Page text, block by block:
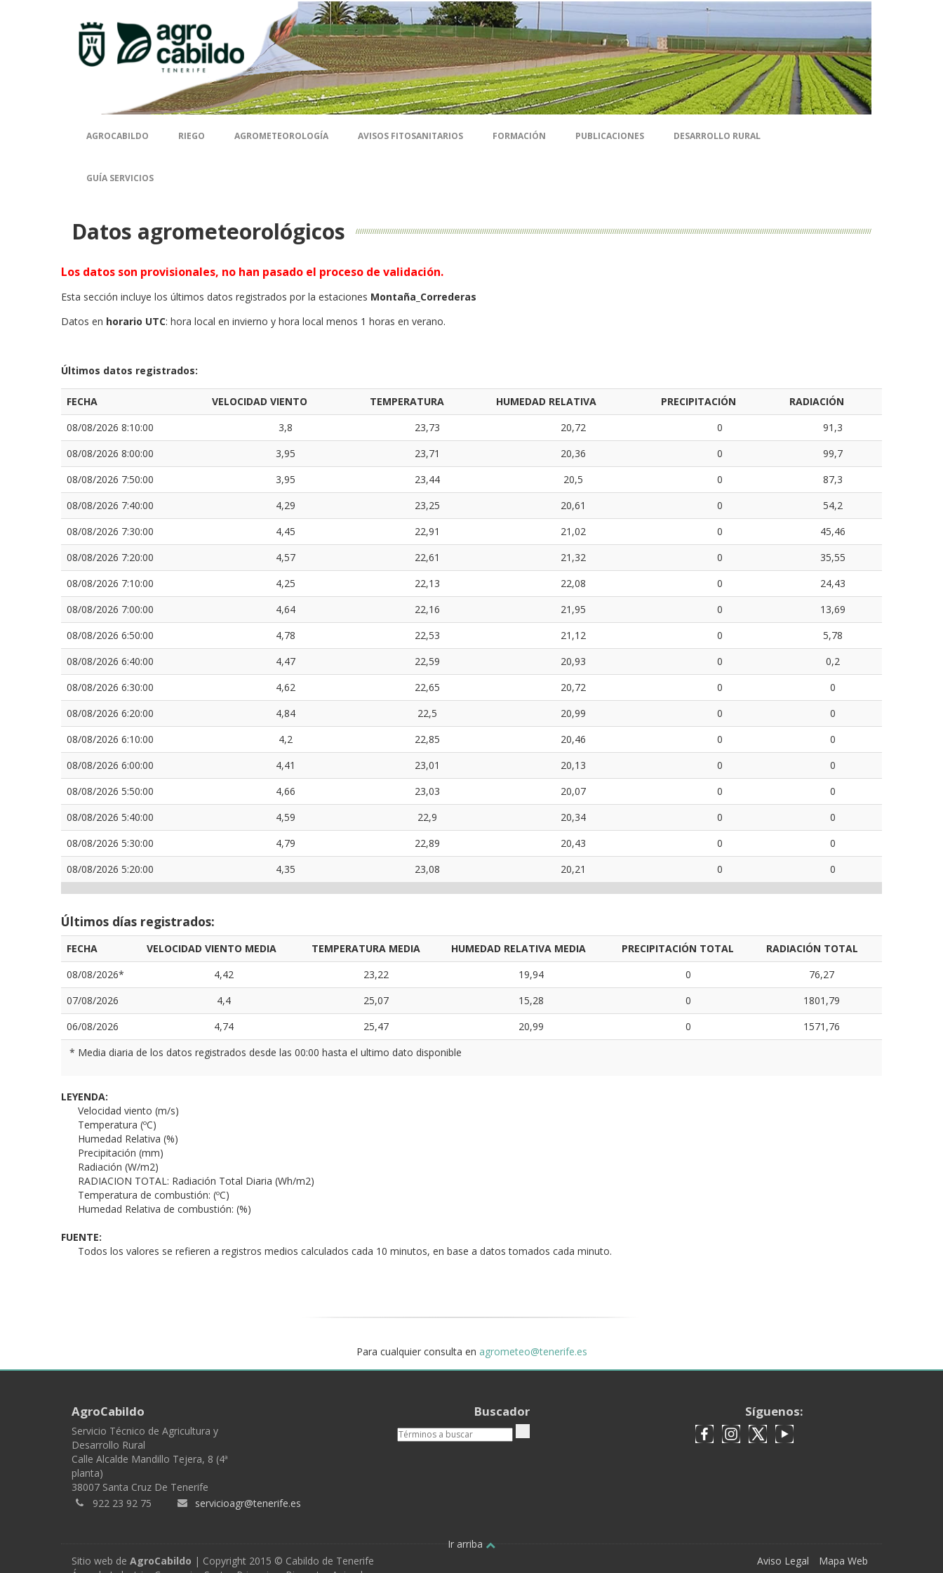
AGROCABILDO RIEGO AGROMETEOROLOGÍA AVISOS FITOSANITARIOS FORMACIÓN PUBLICACIONES DESARROLLO RURAL
GUÍA SERVICIOS
Datos agrometeorológicos
Los datos son provisionales, no han pasado el proceso de validación.
Esta sección incluye los últimos datos registrados por la estaciones Montaña_Correderas
Datos en horario UTC: hora local en invierno y hora local menos 1 horas en verano.
Últimos datos registrados:
FECHA VELOCIDAD VIENTO TEMPERATURA HUMEDAD RELATIVA PRECIPITACIÓN
RADIACIÓN
08/08/2026 8:10:00
3,8 23,73 20,72 0
91,3
08/08/2026 8:00:00
3,95 23,71 20,36 0
99,7
08/08/2026 7:50:00
3,95 23,44 20,5 0
87,3
08/08/2026 7:40:00
4,29 23,25 20,61 0
54,2
08/08/2026 7:30:00
4,45 22,91 21,02 0
45,46
08/08/2026 7:20:00
4,57 22,61 21,32 0
35,55
08/08/2026 7:10:00
4,25 22,13 22,08 0
24,43
08/08/2026 7:00:00
4,64 22,16 21,95 0
13,69
08/08/2026 6:50:00
4,78 22,53 21,12 0
5,78
08/08/2026 6:40:00
4,47 22,59 20,93 0
0,2
08/08/2026 6:30:00
4,62 22,65 20,72 0
0
08/08/2026 6:20:00
4,84 22,5 20,99 0
0
08/08/2026 6:10:00
4,2 22,85 20,46 0
0
08/08/2026 6:00:00
4,41 23,01 20,13 0
0
08/08/2026 5:50:00
4,66 23,03 20,07 0
0
08/08/2026 5:40:00
4,59 22,9 20,34 0
0
08/08/2026 5:30:00
4,79 22,89 20,43 0
0
08/08/2026 5:20:00
4,35 23,08 20,21 0 0
Últimos días registrados:
FECHA VELOCIDAD VIENTO MEDIA TEMPERATURA MEDIA HUMEDAD RELATIVA MEDIA PRECIPITACIÓN TOTAL
RADIACIÓN TOTAL
08/08/2026*
4,42 23,22 19,94 0
76,27
07/08/2026
4,4 25,07 15,28 0
1801,79
06/08/2026
4,74 25,47 20,99 0
1571,76
* Media diaria de los datos registrados desde las 00:00 hasta el ultimo dato disponible
LEYENDA:
Velocidad viento (m/s)
Temperatura (ºC)
Humedad Relativa (%)
Precipitación (mm)
Radiación (W/m2)
RADIACION TOTAL: Radiación Total Diaria (Wh/m2)
Temperatura de combustión: (ºC)
Humedad Relativa de combustión: (%)
FUENTE:
Todos los valores se refieren a registros medios calculados cada 10 minutos, en base a datos tomados cada minuto.
Para cualquier consulta en agrometeo@tenerife.es
AgroCabildo
Servicio Técnico de Agricultura y
Desarrollo Rural
Calle Alcalde Mandillo Tejera, 8 (4ª
planta)
38007 Santa Cruz De Tenerife
922 23 92 75
servicioagr@tenerife.es
Buscador Síguenos:
Ir arriba
Sitio web de AgroCabildo | Copyright 2015 © Cabildo de Tenerife
Aviso Legal Mapa Web